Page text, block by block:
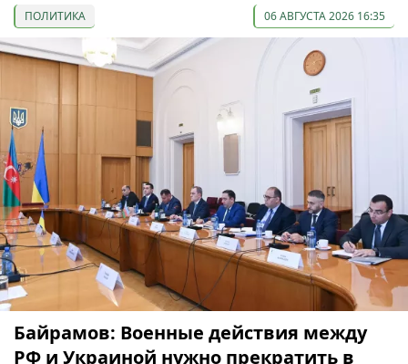
ПОЛИТИКА 06 АВГУСТА 2026 16:35
Байрамов: Военные действия между
РФ и Украиной нужно прекратить в